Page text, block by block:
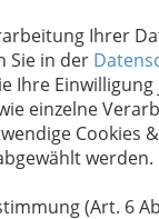
Ihrer
Sie in der
Ihre
einzelne
Cookies
werden.
(Art. 6
versteht man
oder mehrerer